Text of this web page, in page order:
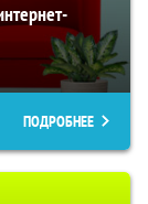
ПОДРОБНЕЕ